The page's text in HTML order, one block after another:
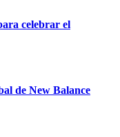
celebrar el
de New Balance